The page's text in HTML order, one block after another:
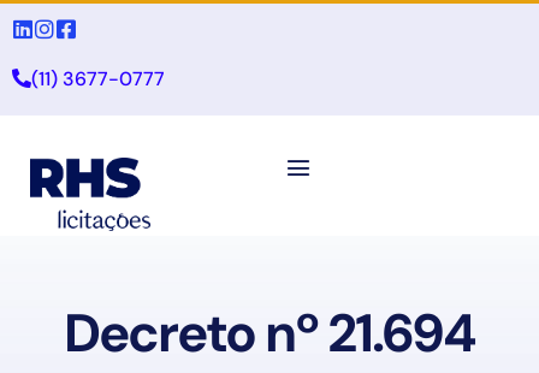
(11) 3677-0777
Decreto nº 21.694